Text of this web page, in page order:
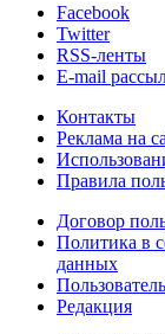
Facebook
Twitter
RSS-ленты
E-mail
Контакты
Реклама на
Правила
Договор
Политика в
данных
Редакция